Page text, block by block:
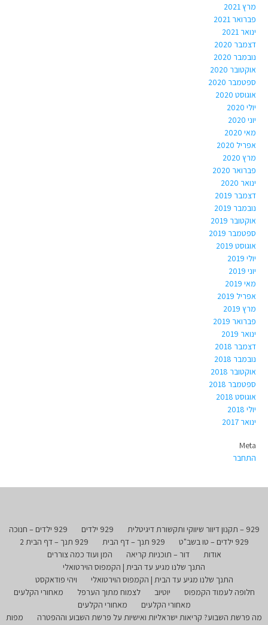
מרץ 2021
פברואר 2021
ינואר 2021
דצמבר 2020
נובמבר 2020
אוקטובר 2020
ספטמבר 2020
אוגוסט 2020
יולי 2020
יוני 2020
מאי 2020
אפריל 2020
מרץ 2020
פברואר 2020
ינואר 2020
דצמבר 2019
נובמבר 2019
אוקטובר 2019
ספטמבר 2019
אוגוסט 2019
יולי 2019
יוני 2019
מאי 2019
אפריל 2019
מרץ 2019
פברואר 2019
ינואר 2019
דצמבר 2018
נובמבר 2018
אוקטובר 2018
ספטמבר 2018
אוגוסט 2018
יולי 2018
ינואר 2017
Meta
התחבר
929 – תקנון דיוור שיווקי ותקשורת דיגיטלית 929 ילדים
929 ילדים – חנוכה
929 ילדים – טו בשב"ט
929 תנך – דף הבית
929 תנך – דף הבית 2
אודות
דור – תוכניות קריאה
המן ועוד כמה צוררים
התנך שלנו מגיע עד הבית | הקמפוס הוירטואלי
התנך שלנו מגיע עד הבית | הקמפוס הוירטואלי
ויהי פודאקסט
חלופה לעמוד הקמפוס
יוטיוב לצמוח מתוך הערפל
מאחורי הקלעים
מאחורי הקלעים
מאחורי הקלעים
מה פרשת השבוע? קריאות ישראליות ואישיות על פרשת השבוע וההפטרה
מפות